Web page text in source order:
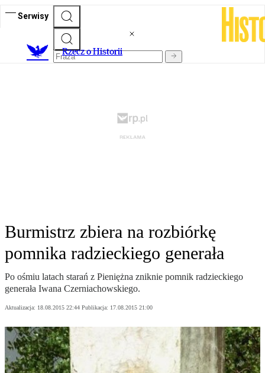
Serwisy
Rzecz o Historii
Burmistrz zbiera na rozbiórkę
pomnika radzieckiego generała
Po ośmiu latach starań z Pieniężna zniknie pomnik radzieckiego
generała Iwana Czerniachowskiego.
Aktualizacja: 18.08.2015 22:44 Publikacja: 17.08.2015 21:00